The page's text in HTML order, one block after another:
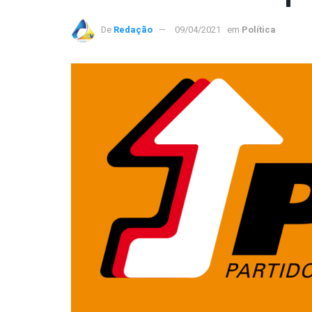
De Redação 09/04/2021 em Política